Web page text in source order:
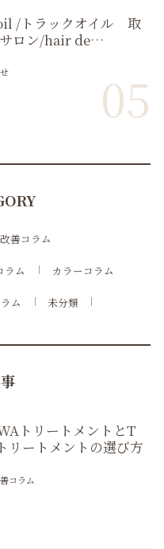
/トラックオイル 取
サロン/hair de…
05
善コラム
ラム カラーコラム
ム 未分類
トリートメントとT
リートメントの選び方
コラム